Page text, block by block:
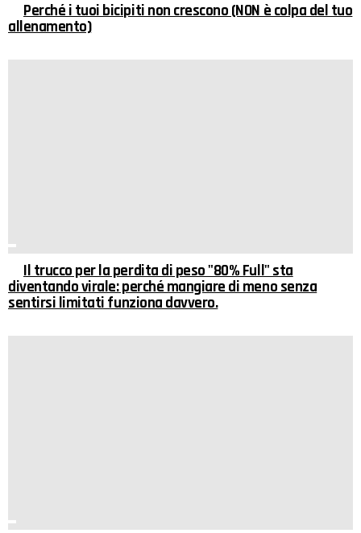
Perché i tuoi bicipiti non crescono (NON è colpa del tuo
allenamento)
Il trucco per la perdita di peso "80% Full" sta
diventando virale: perché mangiare di meno senza
sentirsi limitati funziona davvero.